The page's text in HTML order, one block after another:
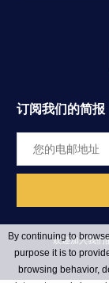
订阅我们的简报
欢迎加入我们
By continuing to
purpose it is to
browsing behavior,